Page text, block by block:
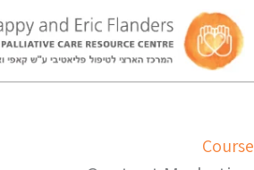
Course